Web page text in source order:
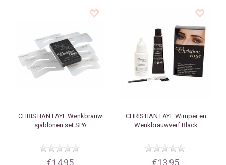
CHRISTIAN FAYE Wenkbrauw
sjablonen set SPA
€14,95
CHRISTIAN FAYEWimper en
Wenkbrauwverf Black
€13,95